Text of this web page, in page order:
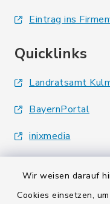
Wir weisen darauf
Cookies einsetzen,
Eintrag ins
Quicklinks
Landratsamt
BayernPortal
inixmedia